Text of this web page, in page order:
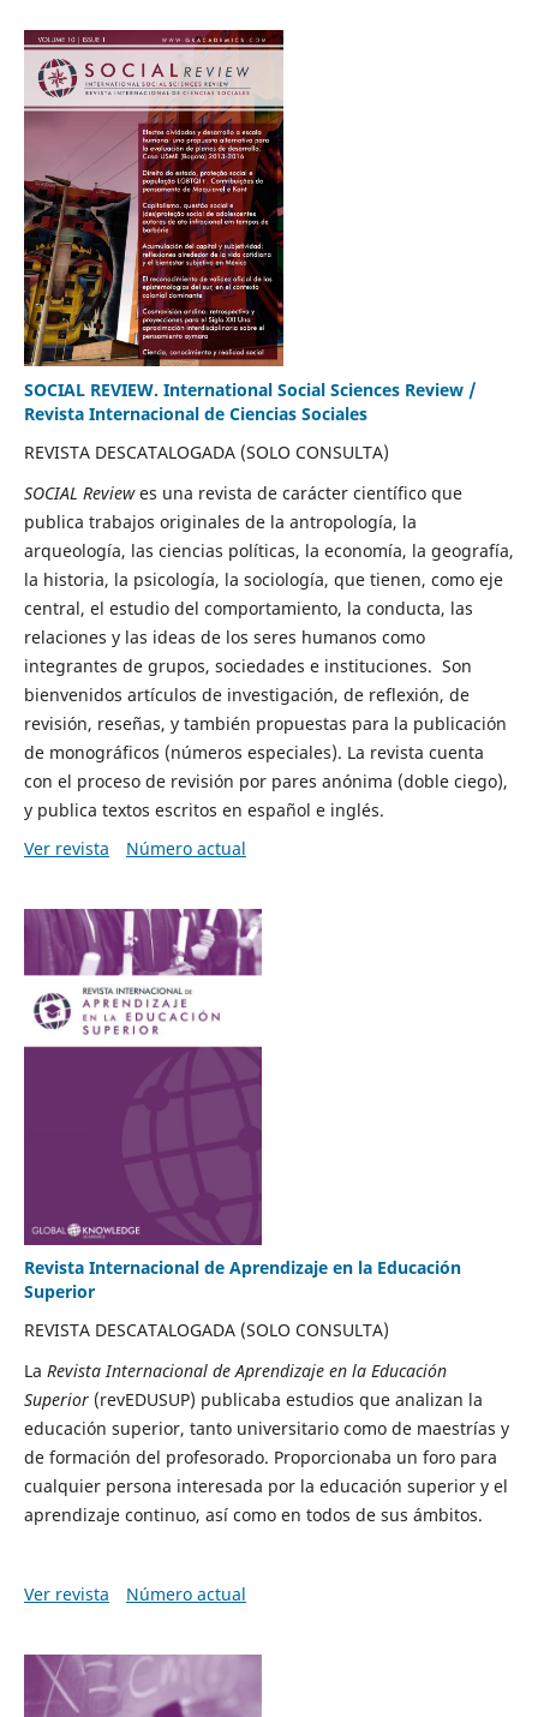
SOCIAL REVIEW. International Social Sciences Review /
Revista Internacional de Ciencias Sociales
REVISTA DESCATALOGADA (SOLO CONSULTA)
SOCIAL Reviewes una revista de carácter científico que
publica trabajos originales de la antropología, la
arqueología, las ciencias políticas, la economía, la geografía,
la historia, la psicología, la sociología, que tienen, como eje
central, el estudio del comportamiento, la conducta, las
relaciones y las ideas de los seres humanos como
integrantes de grupos, sociedades e instituciones. Son
bienvenidos artículos de investigación, de reflexión, de
revisión, reseñas, y también propuestas para la publicación
de monográficos (números especiales). La revista cuenta
con el proceso de revisión por pares anónima (doble ciego),
y publica textos escritos en español e inglés.
Ver revista
Número actual
Revista Internacional de Aprendizaje en la Educación
Superior
REVISTA DESCATALOGADA (SOLO CONSULTA)
La Revista Internacional de Aprendizaje en la Educación
Superior(revEDUSUP) publicaba estudios que analizan la
educación superior, tanto universitario como de maestrías y
de formación del profesorado. Proporcionaba un foro para
cualquier persona interesada por la educación superior y el
aprendizaje continuo, así como en todos de sus ámbitos.
Ver revista Número actual